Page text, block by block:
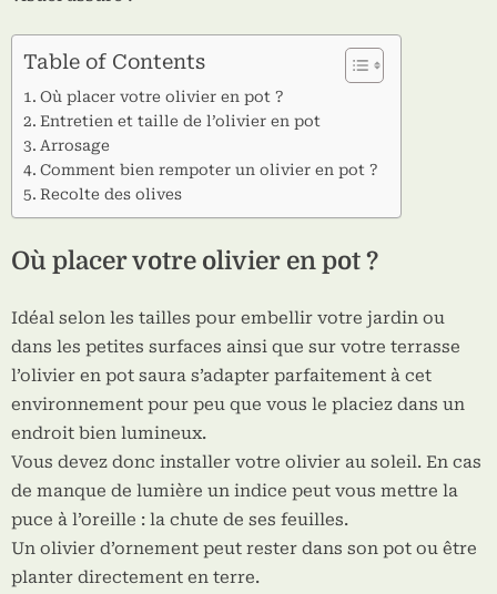
Table of Contents
Où placer votre olivier en pot ?
Entretien et taille de l’olivier en pot
Arrosage
Comment bien rempoter un olivier en pot ?
Recolte des olives
Où placer votre olivier en pot ?
Idéal selon les tailles pour embellir votre jardin ou
dans les petites surfaces ainsi que sur votre terrasse
l’olivier en pot saura s’adapter parfaitement à cet
environnement pour peu que vous le placiez dans un
endroit bien lumineux.
Vous devez donc installer votre olivier au soleil. En cas
de manque de lumière un indice peut vous mettre la
puce à l’oreille : la chute de ses feuilles.
Un olivier d’ornement peut rester dans son pot ou être
planter directement en terre.